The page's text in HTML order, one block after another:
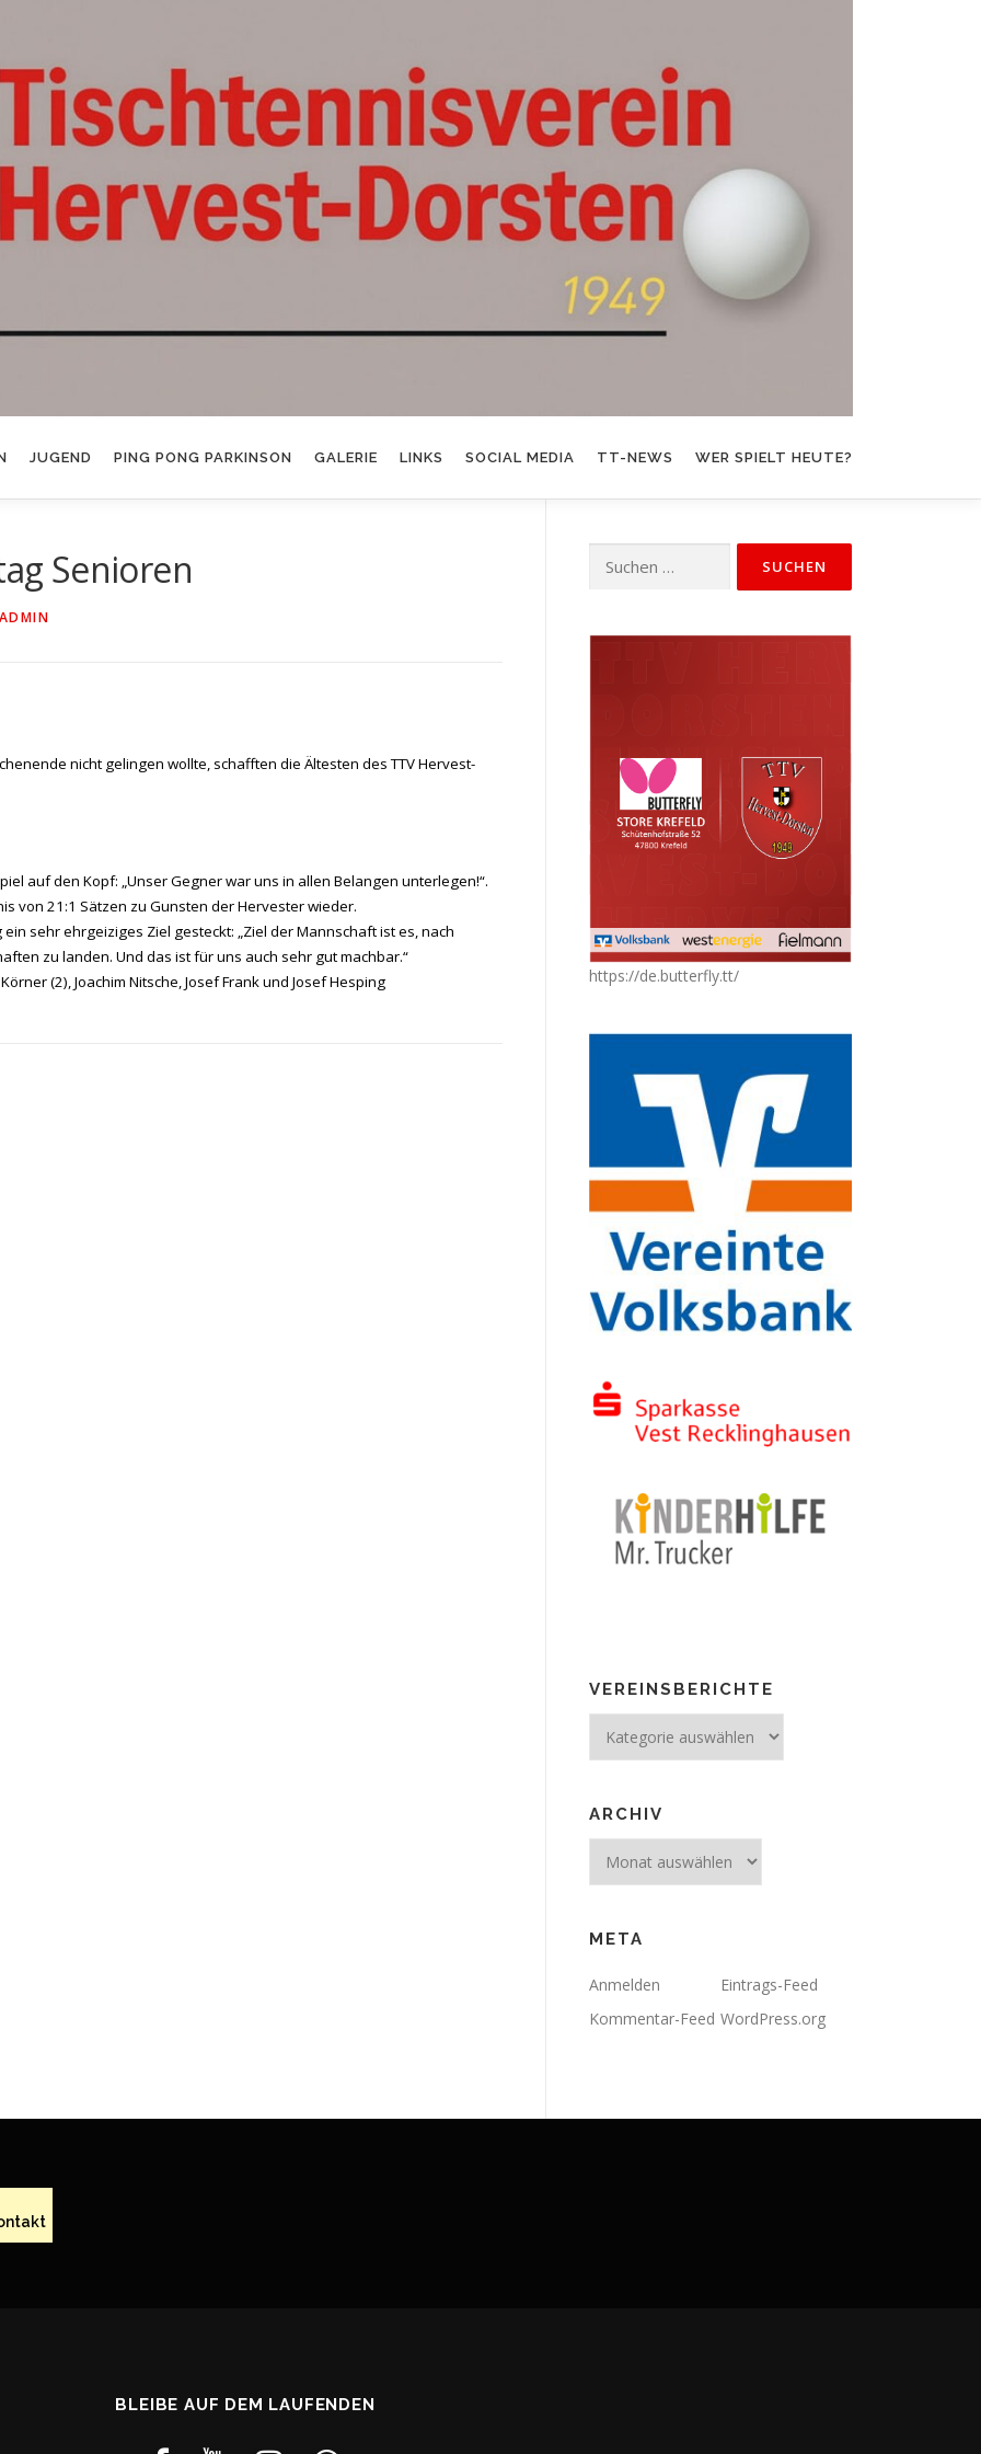
JUGEND PING PONG PARKINSON GALERIE LINKS SOCIAL MEDIA TT-NEWS WER SPIELT HEUTE?
Senioren
ADMIN
nicht gelingen wollte, schafften die Ältesten des TTV Hervest-
auf den Kopf: „Unser Gegner war uns in allen Belangen unterlegen!“.
von 21:1 Sätzen zu Gunsten der Hervester wieder.
sehr ehrgeiziges Ziel gesteckt: „Ziel der Mannschaft ist es, nach
zu landen. Und das ist für uns auch sehr gut machbar.“
(2), Joachim Nitsche, Josef Frank und Josef Hesping
nach:
https://de.butterfly.tt/
VEREINSBERICHTE
ARCHIV
META
Anmelden
Eintrags-Feed
Kommentar-Feed WordPress.org
BLEIBE AUF DEM LAUFENDEN